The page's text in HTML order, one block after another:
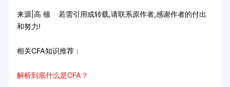
来源|高 顿 若需引用或转载,请联系原作者,感谢作者的付出
和努力!
相关CFA知识推荐：
解析到底什么是CFA？